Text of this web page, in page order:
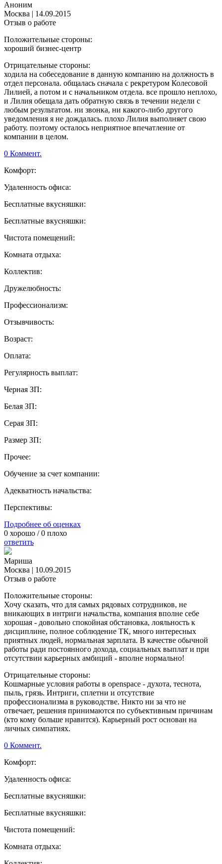
Аноним
Москва | 14.09.2015
Отзыв о работе
Положительные стороны:
хороший бизнес-центр
Отрицательные стороны:
ходила на собеседование в данную компанию на должность в
отдел персонала. общалась сначала с рекретуром Колесовой
Лилией, а потом и с начальником отдела. все прошло неплохо,
и Лилия обещала дать обратную связь в течении недели с
любым результатом. ни звонка, ни какого-либо другого
уведомления я не дождалась. плохо Лилия выполняет свою
работу. поэтому осталось неприятное впечатление от
компании в целом.
0 Коммент.
Комфорт:
Удаленность офиса:
Бесплатные вкусняшки:
Бесплатные вкусняшки:
Чистота помещений:
Комната отдыха:
Коллектив:
Дружелюбность:
Профессионализм:
Отзывчивость:
Возраст:
Оплата:
Регулярность выплат:
Черная ЗП:
Белая ЗП:
Серая ЗП:
Размер ЗП:
Прочее:
Обучение за счет компании:
Адекватность начальства:
Перспективы:
Подробнее об оценках
0 хорошо /0 плохо
ответить
Мариша
Москва | 10.09.2015
Отзыв о работе
Положительные стороны:
Хочу сказать, что для самых рядовых сотрудников, не
вникающих в интриги начальства, компания вполне себе
хорошая - довольно спокойная обстановка, лояльность к
дисциплине, полное соблюдение ТК, много интересных
приятных людей, нормальная зарплата. В качестве обычной
работы ради постоянного дохода, социальных выплат и при
отсутствии карьерных амбиций - вполне нормально!
Отрицательные стороны:
Кошмарные условия работы в openspace - духота, теснота,
пыль, грязь. Интриги, сплетни и отсутствие
профессионализма в руководстве. Никто ни за что не
отвечает, решения принимаются по субъективным причинам
(кто кому больше нравится). Карьерный рост основан на
личных симпатиях.
0 Коммент.
Комфорт:
Удаленность офиса:
Бесплатные вкусняшки:
Бесплатные вкусняшки:
Чистота помещений:
Комната отдыха: